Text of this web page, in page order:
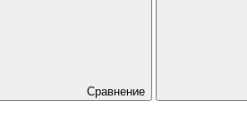
Сравнение